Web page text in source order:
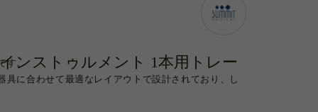
ンストゥルメント 1本用トレー
す。
具に合わせて最適なレイアウトで設計されており、し